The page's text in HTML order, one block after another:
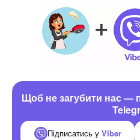
Щоб не загубити нас —
Підписатись у Viber